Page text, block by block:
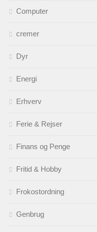
Computer
cremer
Dyr
Energi
Erhverv
Ferie & Rejser
Finans og Penge
Fritid & Hobby
Frokostordning
Genbrug